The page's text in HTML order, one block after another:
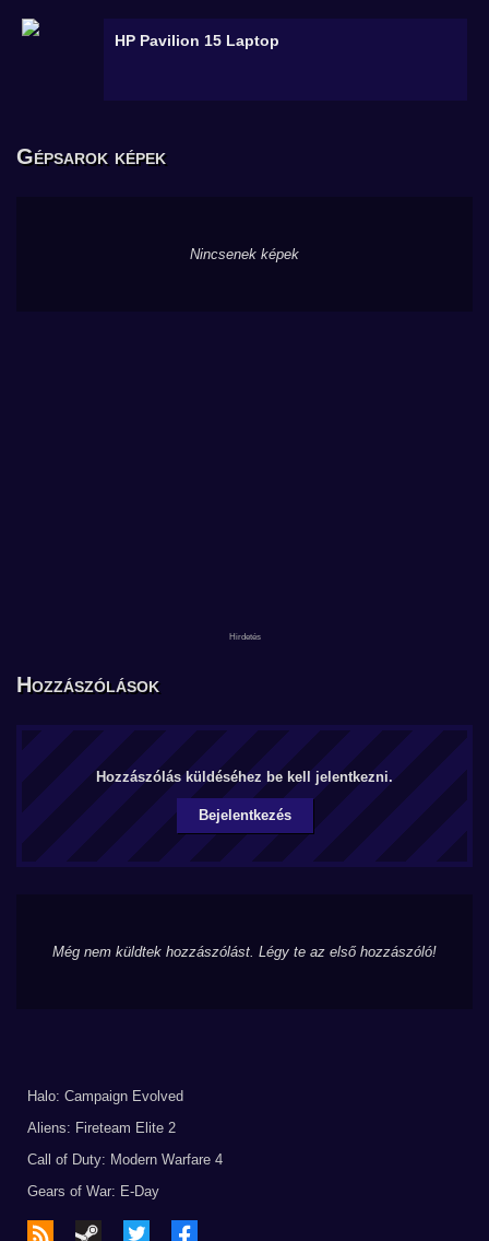
HP Pavilion 15 Laptop
Gépsarok képek
Nincsenek képek
Hozzászólások
Hozzászólás küldéséhez be kell jelentkezni.
Bejelentkezés
Még nem küldtek hozzászólást. Légy te az első hozzászóló!
Halo: Campaign Evolved
Aliens: Fireteam Elite 2
Call of Duty: Modern Warfare 4
Gears of War: E-Day